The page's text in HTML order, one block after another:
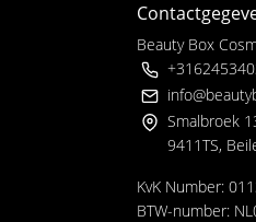
Beauty Box
Smalbroek
9411TS,
KvK Number:
BTW-number: